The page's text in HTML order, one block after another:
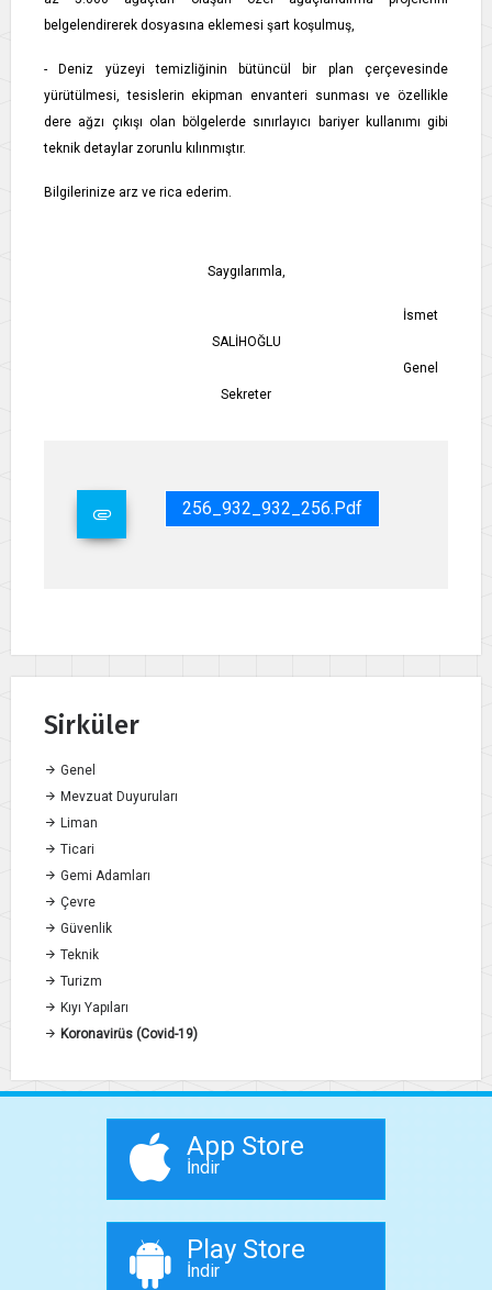
belgelendirerek dosyasına eklemesi şart koşulmuş,
- Deniz yüzeyi temizliğinin bütüncül bir plan çerçevesinde
yürütülmesi, tesislerin ekipman envanteri sunması ve özellikle
dere ağzı çıkışı olan bölgelerde sınırlayıcı bariyer kullanımı gibi
teknik detaylar zorunlu kılınmıştır.
Bilgilerinize arz ve rica ederim.
Saygılarımla,
İsmet
SALİHOĞLU
Genel
Sekreter
256_932_932_256.pdf
Sirküler
Genel
Mevzuat Duyuruları
Liman
Ticari
Gemi Adamları
Çevre
Güvenlik
Teknik
Turizm
Kıyı Yapıları
Koronavirüs (Covid-19)
App Store
İndir
Play Store
İndir